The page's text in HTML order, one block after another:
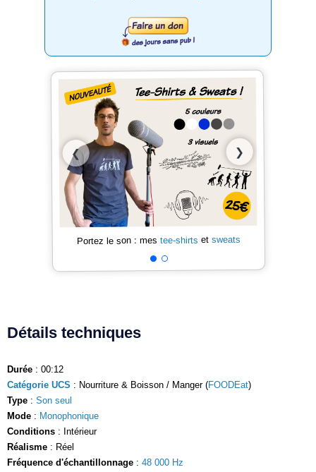
❮ ❯
Portez le son : mes tee-shirts et sweats
Détails techniques
Durée : 00:12
Catégorie UCS : Nourriture & Boisson / Manger (FOODEat)
Type : Son seul
Mode : Monophonique
Conditions : Intérieur
Réalisme : Réel
Fréquence d'échantillonnage : 48 000 Hz